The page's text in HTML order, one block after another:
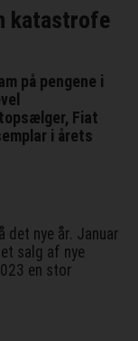
katastrofe
på pengene i
Fiat
i årets
nye år. Januar
salg af nye
en stor